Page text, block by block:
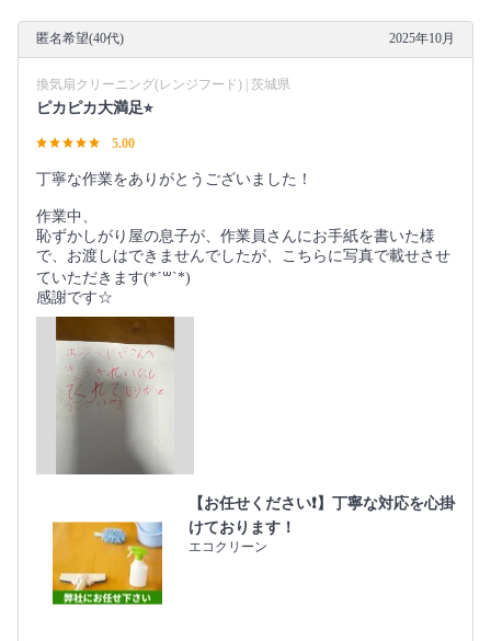
匿名希望(40代) 2025年10月
換気扇クリーニング(レンジフード) | 茨城県
ピカピカ大満足⭐︎
5.00
丁寧な作業をありがとうございました！
作業中、
恥ずかしがり屋の息子が、作業員さんにお手紙を書いた様
で、お渡しはできませんでしたが、こちらに写真で載せさせ
ていただきます(*´꒳`*)
感謝です☆
【お任せください❗️】丁寧な対応を心掛
けております！
エコクリーン